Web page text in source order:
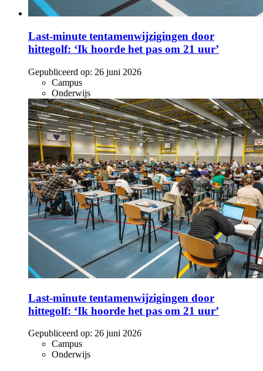
Last-minute tentamenwijzigingen door
hittegolf: ‘Ik hoorde het pas om 21 uur’
Gepubliceerd op: 26 juni 2026
Campus
Onderwijs
Last-minute tentamenwijzigingen door
hittegolf: ‘Ik hoorde het pas om 21 uur’
Gepubliceerd op: 26 juni 2026
Campus
Onderwijs